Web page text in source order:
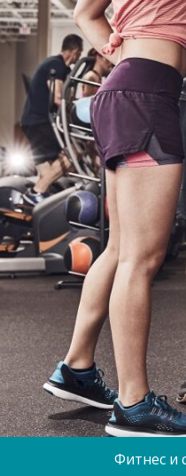
Фитнес и